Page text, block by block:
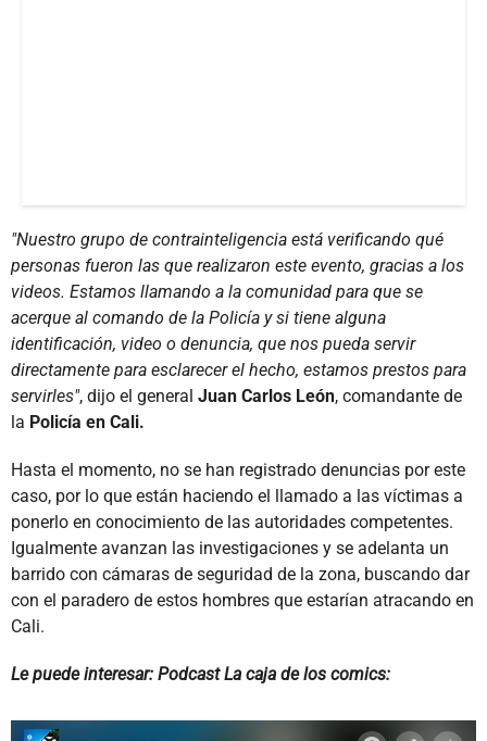
"Nuestro grupo de contrainteligencia está verificando qué
personas fueron las que realizaron este evento, gracias a los
videos. Estamos llamando a la comunidad para que se
acerque al comando de la Policía y si tiene alguna
identificación, video o denuncia, que nos pueda servir
directamente para esclarecer el hecho, estamos prestos para
servirles", dijo el general Juan Carlos León, comandante de
la Policía en Cali.
Hasta el momento, no se han registrado denuncias por este
caso, por lo que están haciendo el llamado a las víctimas a
ponerlo en conocimiento de las autoridades competentes.
Igualmente avanzan las investigaciones y se adelanta un
barrido con cámaras de seguridad de la zona, buscando dar
con el paradero de estos hombres que estarían atracando en
Cali.
Le puede interesar: Podcast La caja de los comics: